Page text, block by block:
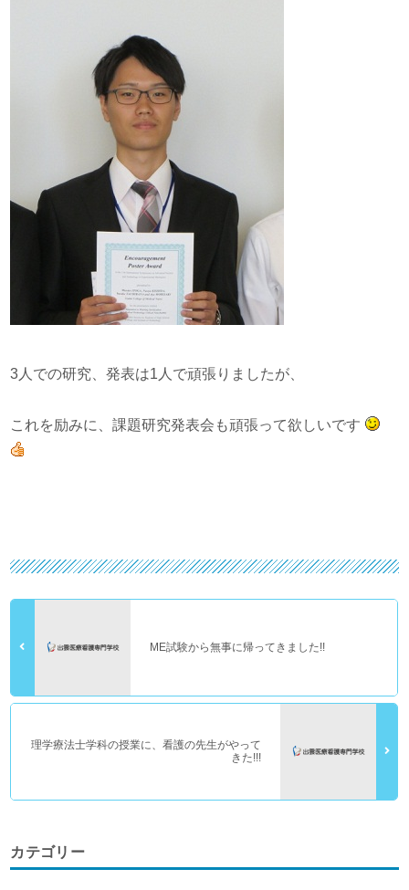
3人での研究、発表は1人で頑張りましたが、
これを励みに、課題研究発表会も頑張って欲しいです
ME試験から無事に帰ってきました!!
理学療法士学科の授業に、看護の先生がやって
きた!!!
カテゴリー